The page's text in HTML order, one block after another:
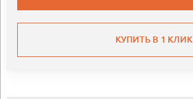
КУПИТЬ В 1 КЛИК